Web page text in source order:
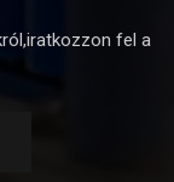
fel a